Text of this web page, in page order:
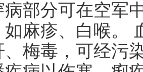
部分可在空军
麻疹、白喉。
梅毒，可经污